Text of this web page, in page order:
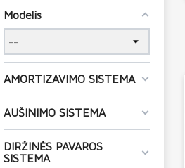
Modelis
AMORTIZAVIMO SISTEMA
AUŠINIMO SISTEMA
DIRŽINĖS PAVAROS
SISTEMA